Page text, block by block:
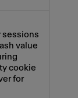
sessions
value
cookie
for